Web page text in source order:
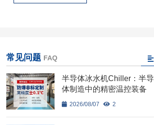
常见问题 FAQ
半导体冰水机Chiller：半导
体制造中的精密温控装备
2026/08/07 2